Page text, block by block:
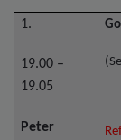
1.
19.00 –
19.05
Peter